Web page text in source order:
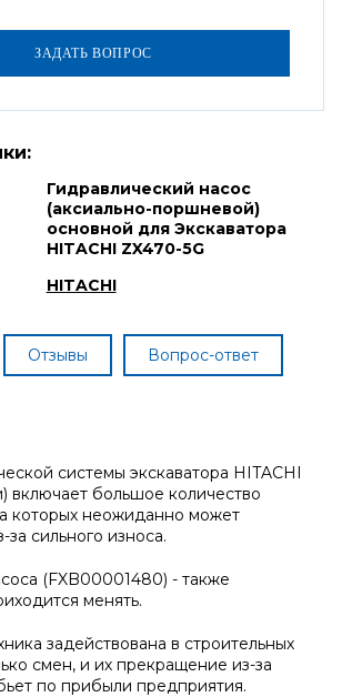
Гидравлический насос
(аксиально-поршневой)
основной для Экскаватора
HITACHI ZX470-5G
HITACHI
Отзывы Вопрос-ответ
системы экскаватора HITACHI
включает большое количество
которых неожиданно может
за сильного износа.
(FXB00001480) - также
менять.
задействована в строительных
смен, и их прекращение из-за
по прибыли предприятия.